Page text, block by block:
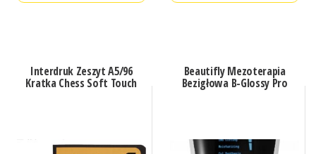
Interdruk Zeszyt A5/96
Kratka Chess Soft Touch
Beautifly Mezoterapia
Bezigłowa B-Glossy Pro